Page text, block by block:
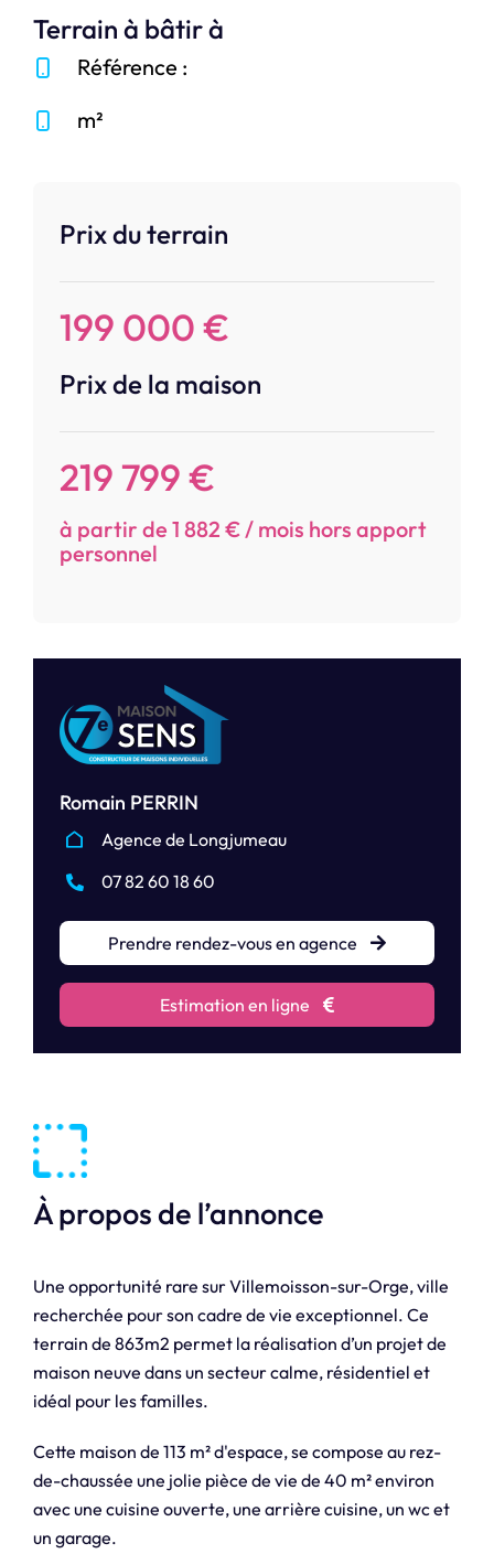
Prix du terrain
199 000 €
Prix de la maison
219 799 €
à partir de 1 882 € / mois hors apport
personnel
Romain PERRIN
Agence de Longjumeau
07 82 60 18 60
Prendre rendez-vous en agence
Estimation en ligne
Terrain à bâtir à
Référence :
m²
À propos de l’annonce
Une opportunité rare sur Villemoisson-sur-Orge, ville
recherchée pour son cadre de vie exceptionnel. Ce
terrain de 863m2 permet la réalisation d’un projet de
maison neuve dans un secteur calme, résidentiel et
idéal pour les familles.
Cette maison de 113 m² d'espace, se compose au rez-
de-chaussée une jolie pièce de vie de 40 m² environ
avec une cuisine ouverte, une arrière cuisine, un wc et
un garage.